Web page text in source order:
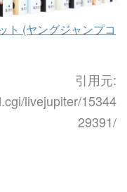
ト (ヤングジャンプコ
引用元:
livejupiter/15344
29391/